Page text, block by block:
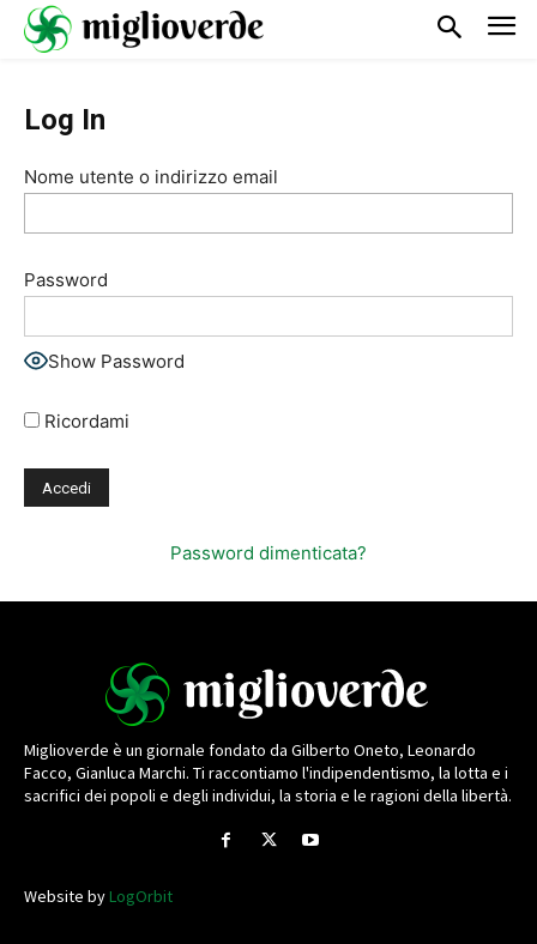
Log In
Nome utente o indirizzo email
Password
Show Password
Ricordami
Password dimenticata?
Miglioverde è un giornale fondato da Gilberto Oneto, Leonardo
Facco, Gianluca Marchi. Ti raccontiamo l'indipendentismo, la lotta e i
sacrifici dei popoli e degli individui, la storia e le ragioni della libertà.
Website byLogOrbit